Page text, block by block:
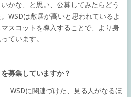
かな、と思い、公募してみたらどう
WSDは敷居が高いと思われているよ
スコットを導入することで、より身
ています。
募集していますか？
WSDに関連づけた、見る人がなるほ